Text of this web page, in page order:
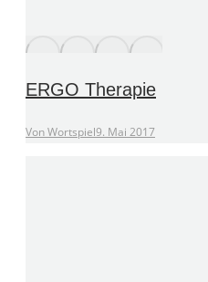
ERGO Therapie
VonWortspiel9. Mai 2017